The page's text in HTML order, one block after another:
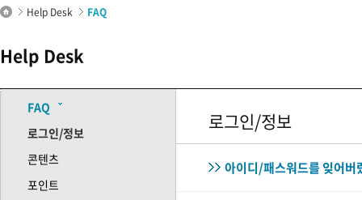
Help Desk FAQ
Help Desk
FAQ
로그인/정보
콘텐츠
포인트
로그인/정보
아이디/패스워드를 잊어버